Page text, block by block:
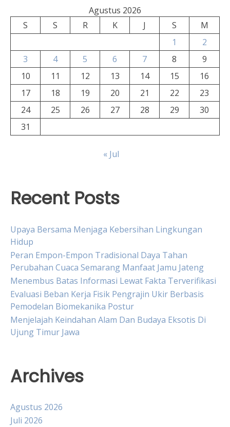
Agustus 2026
S
S R K J S
M
1
2
3
4 5 6 7 8
9
10
11 12 13 14 15
16
17
18 19 20 21 22
23
24
25 26 27 28 29
30
31
« Jul
Recent Posts
Upaya Bersama Menjaga Kebersihan Lingkungan
Hidup
Peran Empon-Empon Tradisional Daya Tahan
Perubahan Cuaca Semarang Manfaat Jamu Jateng
Menembus Batas Informasi Lewat Fakta Terverifikasi
Evaluasi Beban Kerja Fisik Pengrajin Ukir Berbasis
Pemodelan Biomekanika Postur
Menjelajah Keindahan Alam Dan Budaya Eksotis Di
Ujung Timur Jawa
Archives
Agustus 2026
Juli 2026